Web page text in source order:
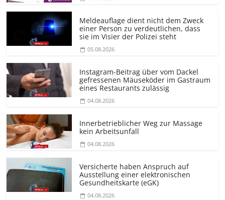
Meldeauflage dient nicht dem Zweck
einer Person zu verdeutlichen, dass
sie im Visier der Polizei steht
05.08.2026
Instagram-Beitrag über vom Dackel
gefressenen Mäuseköder im Gastraum
eines Restaurants zulässig
04.08.2026
Innerbetrieblicher Weg zur Massage
kein Arbeitsunfall
04.08.2026
Versicherte haben Anspruch auf
Ausstellung einer elektronischen
Gesundheitskarte (eGK)
04.08.2026